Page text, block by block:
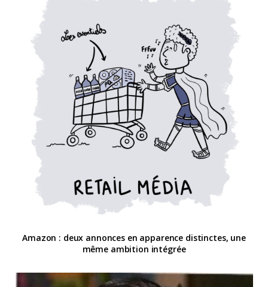
Amazon : deux annonces en apparence distinctes, une
même ambition intégrée